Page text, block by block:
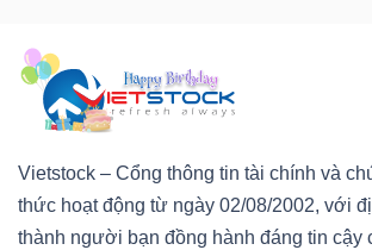
Vietstock – Cổng thông tin tài chính và
thức hoạt động từ ngày 02/08/2002, với
thành người bạn đồng hành đáng tin cậy